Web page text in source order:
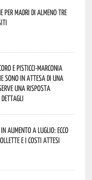
per madri di almeno tre
e Pisticci-Marconia
sono in attesa di una
una risposta
dettagli
in aumento a luglio: ecco
e i costi attesi